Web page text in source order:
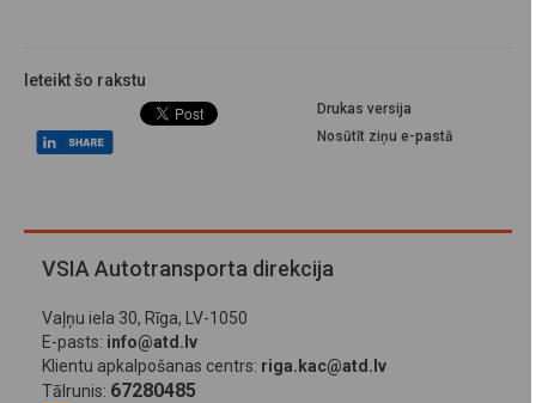
Ieteikt šo rakstu
Drukas versija
Nosūtīt ziņu e-pastā
VSIA Autotransporta direkcija
Vaļņu iela 30, Rīga, LV-1050
E-pasts: info@atd.lv
Klientu apkalpošanas centrs: riga.kac@atd.lv
Tālrunis: 67280485